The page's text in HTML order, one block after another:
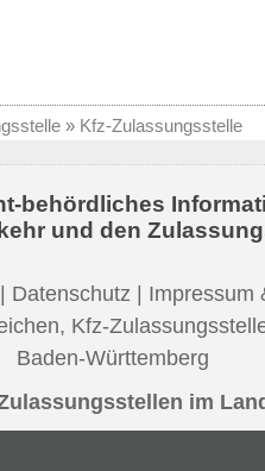
» Kfz-Zulassungsstelle
behördliches
und den
Datenschutz
Impressum
, Kfz-
Baden-Württemberg
im